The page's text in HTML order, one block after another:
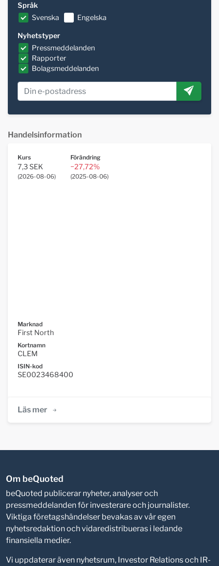
Språk
Svenska
Engelska
Nyhetstyper
Pressmeddelanden
Rapporter
Bolagsmeddelanden
Handelsinformation
Kurs
7,3 SEK
(2026-08-06)
Förändring
−27,72%
(2025-08-06)
Marknad
First North
Kortnamn
CLEM
ISIN-kod
SE0023468400
Läs mer
Om beQuoted
beQuoted publicerar nyheter, analyser och
pressmeddelanden för investerare och journalister.
Viktiga företagshändelser bevakas av vår egen
nyhetsredaktion och vidaredistribueras i ledande
finansiella medier.
Vi uppdaterar även nyhetsrum, Investor Relations och IR-